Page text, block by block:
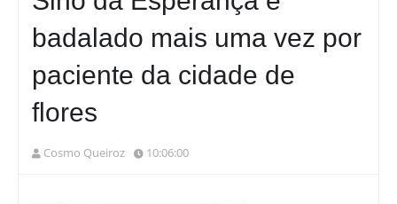
badalado mais uma vez por
paciente da cidade de
flores
Cosmo Queiroz 10:06:00